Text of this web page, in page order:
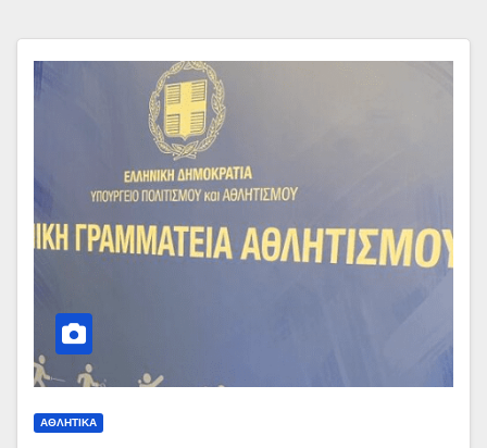
ΑΘΛΗΤΙΚΆ